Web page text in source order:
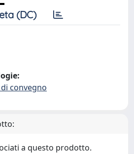
(DC)
convegno
a questo prodotto.